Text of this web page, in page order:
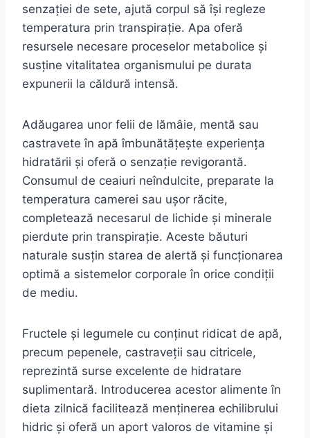
senzației de sete, ajută corpul să își regleze
temperatura prin transpirație. Apa oferă
resursele necesare proceselor metabolice și
susține vitalitatea organismului pe durata
expunerii la căldură intensă.
Adăugarea unor felii de lămâie, mentă sau
castravete în apă îmbunătățește experiența
hidratării și oferă o senzație revigorantă.
Consumul de ceaiuri neîndulcite, preparate la
temperatura camerei sau ușor răcite,
completează necesarul de lichide și minerale
pierdute prin transpirație. Aceste băuturi
naturale susțin starea de alertă și funcționarea
optimă a sistemelor corporale în orice condiții
de mediu.
Fructele și legumele cu conținut ridicat de apă,
precum pepenele, castraveții sau citricele,
reprezintă surse excelente de hidratare
suplimentară. Introducerea acestor alimente în
dieta zilnică facilitează menținerea echilibrului
hidric și oferă un aport valoros de vitamine și